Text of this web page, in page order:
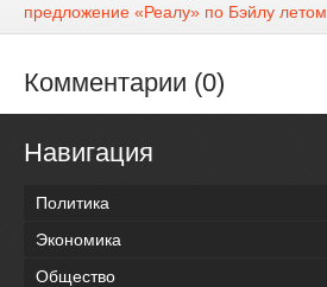
предложение «Реалу» по Бэйлу летом
Комментарии (0)
Навигация
Политика
Экономика
Общество